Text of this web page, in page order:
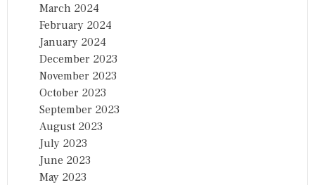
March 2024
February 2024
January 2024
December 2023
November 2023
October 2023
September 2023
August 2023
July 2023
June 2023
May 2023